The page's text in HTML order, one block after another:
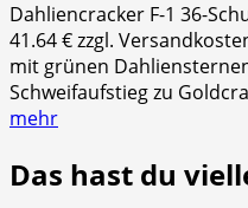
Dahliencracker F-1 36-
41.64 € zzgl.
mit grünen
Schweifaufstieg zu
mehr
Das hast du